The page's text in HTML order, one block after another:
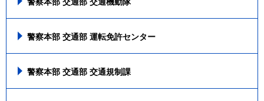
警察本部 交通部 運転免許センター
警察本部 交通部 交通規制課